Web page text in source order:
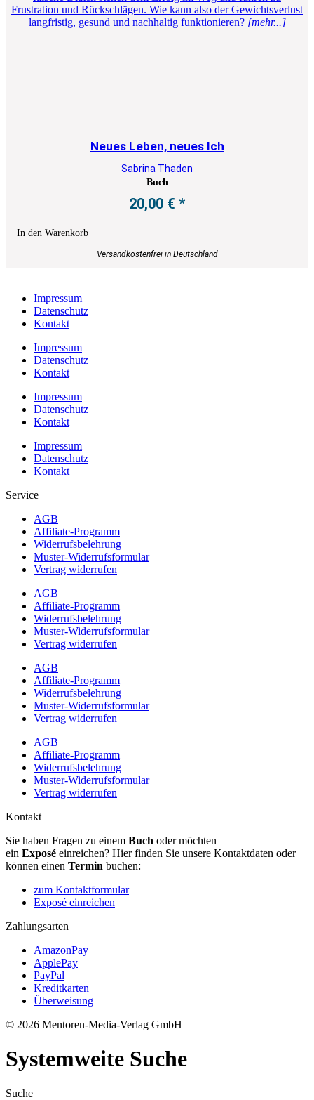
Frustration und Rückschlägen. Wie kann also der Gewichtsverlust
langfristig, gesund und nachhaltig funktionieren?[mehr...]
Neues Leben, neues Ich
Sabrina Thaden
Buch
20,00 €
In den Warenkorb
Versandkostenfrei in Deutschland
Impressum
Datenschutz
Kontakt
Impressum
Datenschutz
Kontakt
Impressum
Datenschutz
Kontakt
Impressum
Datenschutz
Kontakt
Service
AGB
Affiliate-Programm
Widerrufsbelehrung
Muster-Widerrufsformular
Vertrag widerrufen
AGB
Affiliate-Programm
Widerrufsbelehrung
Muster-Widerrufsformular
Vertrag widerrufen
AGB
Affiliate-Programm
Widerrufsbelehrung
Muster-Widerrufsformular
Vertrag widerrufen
AGB
Affiliate-Programm
Widerrufsbelehrung
Muster-Widerrufsformular
Vertrag widerrufen
Kontakt
Sie haben Fragen zu einem Buch oder möchten
ein Exposé einreichen? Hier finden Sie unsere Kontaktdaten oder
können einen Termin buchen:
zum Kontaktformular
Exposé einreichen
Zahlungsarten
AmazonPay
ApplePay
PayPal
Kreditkarten
Überweisung
© 2026 Mentoren-Media-Verlag GmbH
Systemweite Suche
Suche